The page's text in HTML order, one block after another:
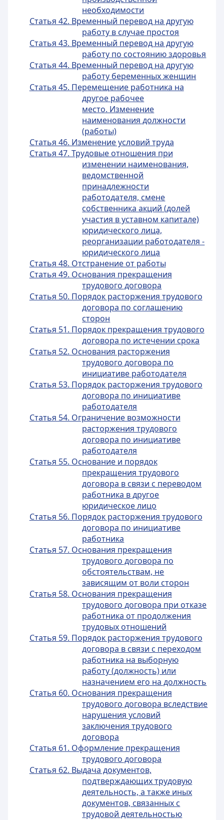
необходимости
Статья 42. Временный перевод на другую
работу в случае простоя
Статья 43. Временный перевод на другую
работу по состоянию здоровья
Статья 44. Временный перевод на другую
работу беременных женщин
Статья 45. Перемещение работника на
другое рабочее
место. Изменение
наименования должности
(работы)
Статья 46. Изменение условий труда
Статья 47. Трудовые отношения при
изменении наименования,
ведомственной
принадлежности
работодателя, смене
собственника акций (долей
участия в уставном капитале)
юридического лица,
реорганизации работодателя -
юридического лица
Статья 48. Отстранение от работы
Статья 49. Основания прекращения
трудового договора
Статья 50. Порядок расторжения трудового
договора по соглашению
сторон
Статья 51. Порядок прекращения трудового
договора по истечении срока
Статья 52. Основания расторжения
трудового договора по
инициативе работодателя
Статья 53. Порядок расторжения трудового
договора по инициативе
работодателя
Статья 54. Ограничение возможности
расторжения трудового
договора по инициативе
работодателя
Статья 55. Основание и порядок
прекращения трудового
договора в связи с переводом
работника в другое
юридическое лицо
Статья 56. Порядок расторжения трудового
договора по инициативе
работника
Статья 57. Основания прекращения
трудового договора по
обстоятельствам, не
зависящим от воли сторон
Статья 58. Основания прекращения
трудового договора при отказе
работника от продолжения
трудовых отношений
Статья 59. Порядок расторжения трудового
договора в связи с переходом
работника на выборную
работу (должность) или
назначением его на должность
Статья 60. Основания прекращения
трудового договора вследствие
нарушения условий
заключения трудового
договора
Статья 61. Оформление прекращения
трудового договора
Статья 62. Выдача документов,
подтверждающих трудовую
деятельность, а также иных
документов, связанных c
трудовой деятельностью